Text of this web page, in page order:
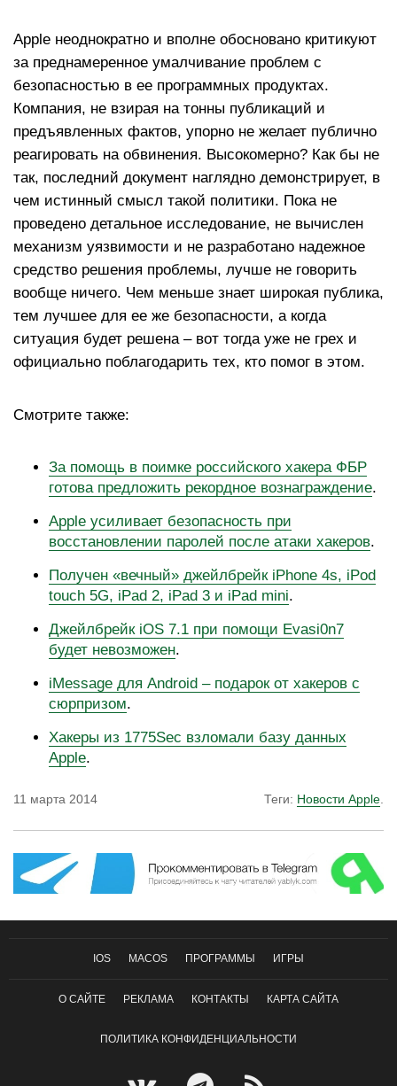
Apple неоднократно и вполне обосновано критикуют
за преднамеренное умалчивание проблем с
безопасностью в ее программных продуктах.
Компания, не взирая на тонны публикаций и
предъявленных фактов, упорно не желает публично
реагировать на обвинения. Высокомерно? Как бы не
так, последний документ наглядно демонстрирует, в
чем истинный смысл такой политики. Пока не
проведено детальное исследование, не вычислен
механизм уязвимости и не разработано надежное
средство решения проблемы, лучше не говорить
вообще ничего. Чем меньше знает широкая публика,
тем лучшее для ее же безопасности, а когда
ситуация будет решена – вот тогда уже не грех и
официально поблагодарить тех, кто помог в этом.
Смотрите также:
За помощь в поимке российского хакера ФБР
готова предложить рекордное вознаграждение.
Apple усиливает безопасность при
восстановлении паролей после атаки хакеров.
Получен «вечный» джейлбрейк iPhone 4s, iPod
touch 5G, iPad 2, iPad 3 и iPad mini.
Джейлбрейк iOS 7.1 при помощи Evasi0n7
будет невозможен.
iMessage для Android – подарок от хакеров с
сюрпризом.
Хакеры из 1775Sec взломали базу данных
Apple.
11 марта 2014 Теги: Новости Apple
IOS MACOS ПРОГРАММЫ ИГРЫ
О САЙТЕ РЕКЛАМА КОНТАКТЫ КАРТА САЙТА
ПОЛИТИКА КОНФИДЕНЦИАЛЬНОСТИ